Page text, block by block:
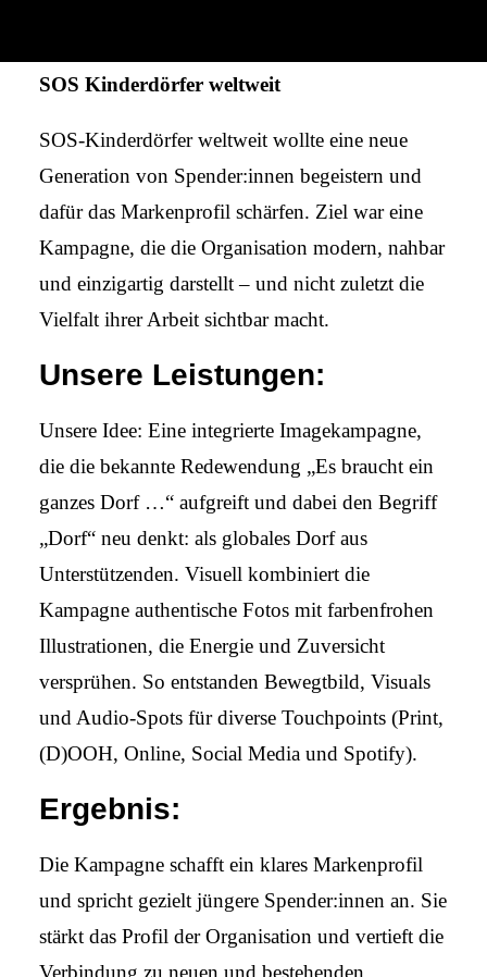
SOS Kinderdörfer weltweit
SOS-Kinderdörfer weltweit wollte eine neue
Generation von Spender:innen begeistern und
dafür das Markenprofil schärfen. Ziel war eine
Kampagne, die die Organisation modern, nahbar
und einzigartig darstellt – und nicht zuletzt die
Vielfalt ihrer Arbeit sichtbar macht.
Unsere Leistungen:
Unsere Idee: Eine integrierte Imagekampagne,
die die bekannte Redewendung „Es braucht ein
ganzes Dorf …“ aufgreift und dabei den Begriff
„Dorf“ neu denkt: als globales Dorf aus
Unterstützenden. Visuell kombiniert die
Kampagne authentische Fotos mit farbenfrohen
Illustrationen, die Energie und Zuversicht
versprühen. So entstanden Bewegtbild, Visuals
und Audio-Spots für diverse Touchpoints (Print,
(D)OOH, Online, Social Media und Spotify).
Ergebnis:
Die Kampagne schafft ein klares Markenprofil
und spricht gezielt jüngere Spender:innen an. Sie
stärkt das Profil der Organisation und vertieft die
Verbindung zu neuen und bestehenden